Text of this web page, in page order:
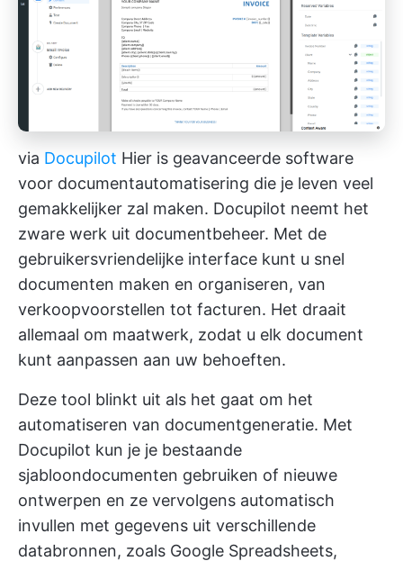
via Docupilot Hier is geavanceerde software
voor documentautomatisering die je leven veel
gemakkelijker zal maken. Docupilot neemt het
zware werk uit documentbeheer. Met de
gebruikersvriendelijke interface kunt u snel
documenten maken en organiseren, van
verkoopvoorstellen tot facturen. Het draait
allemaal om maatwerk, zodat u elk document
kunt aanpassen aan uw behoeften.
Deze tool blinkt uit als het gaat om het
automatiseren van documentgeneratie. Met
Docupilot kun je je bestaande
sjabloondocumenten gebruiken of nieuwe
ontwerpen en ze vervolgens automatisch
invullen met gegevens uit verschillende
databronnen, zoals Google Spreadsheets,